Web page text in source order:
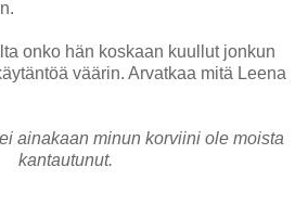
onko hän koskaan kuullut jonkun
väärin. Arvatkaa mitä Leena
ainakaan minun korviini ole moista
kantautunut.